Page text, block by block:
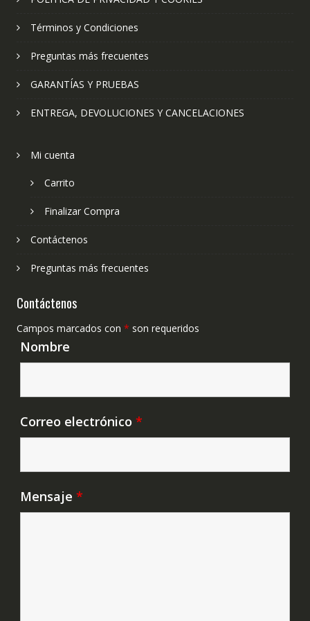
Términos y Condiciones
Preguntas más frecuentes
GARANTÍAS Y PRUEBAS
ENTREGA, DEVOLUCIONES Y CANCELACIONES
Mi cuenta
Carrito
Finalizar Compra
Contáctenos
Preguntas más frecuentes
Contáctenos
Campos marcados con * son requeridos
Nombre
Correo electrónico *
Mensaje *